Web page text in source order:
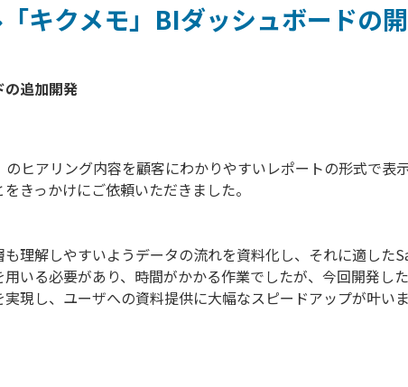
キクメモ」BIダッシュボードの
ヒアリング内容を顧客にわかりやすいレポートの形式で表
きっかけにご依頼いただきました。
理解しやすいようデータの流れを資料化し、それに適した
いる必要があり、時間がかかる作業でしたが、今回開発し
現し、ユーザへの資料提供に大幅なスピードアップが叶い